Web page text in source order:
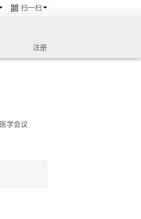
扫一扫
注册
医学会议